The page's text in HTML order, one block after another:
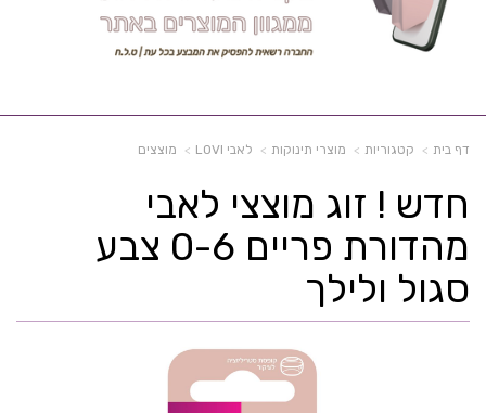
דף בית קטגוריות מוצרי תינוקות לאבי LOVI מוצצים
חדש ! זוג מוצצי לאבי
מהדורת פריים 0-6 צבע
סגול ולילך